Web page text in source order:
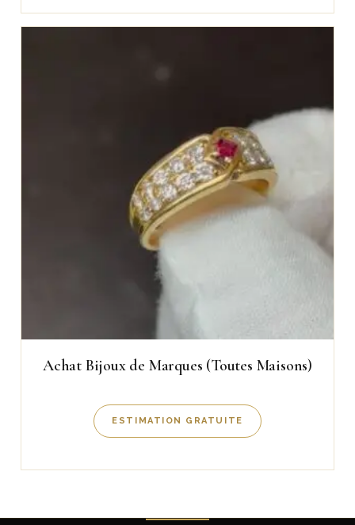
Achat Bijoux de Marques (Toutes Maisons)
ESTIMATION GRATUITE